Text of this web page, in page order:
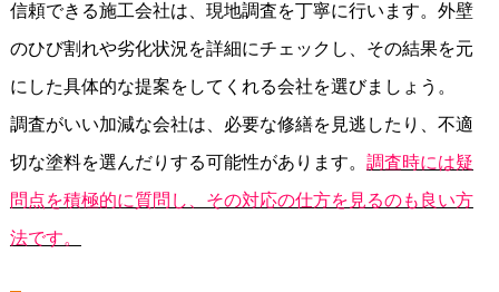
信頼できる施工会社は、現地調査を丁寧に行います。外壁
のひび割れや劣化状況を詳細にチェックし、その結果を元
にした具体的な提案をしてくれる会社を選びましょう。
調査がいい加減な会社は、必要な修繕を見逃したり、不適
切な塗料を選んだりする可能性があります。 調査時には疑
問点を積極的に質問し、その対応の仕方を見るのも良い方
法です。